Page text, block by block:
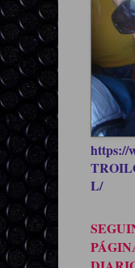
https://
L/